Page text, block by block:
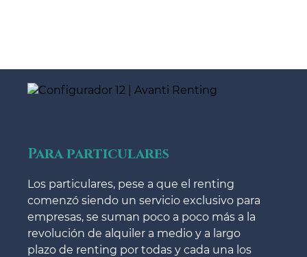
Para particulares
Los particulares, pese a que el renting
comenzó siendo un servicio exclusivo para
empresas, se suman poco a poco más a la
revolución de alquiler a medio y a largo
plazo de renting por todas y cada una los